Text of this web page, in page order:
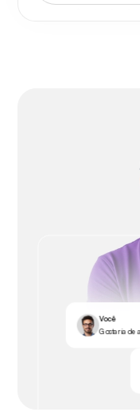
Você
Gostaria de